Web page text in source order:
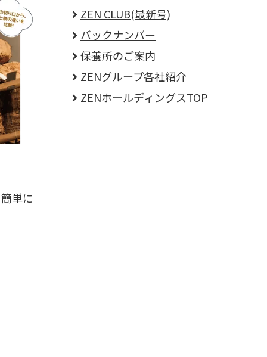
単に
ZEN CLUB(最新号)
バックナンバー
保養所のご案内
ZENグループ各社紹介
ZENホールディングスTOP